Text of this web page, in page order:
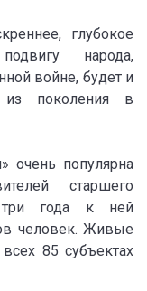
глубокое
народа,
войне, будет и
из поколения в
очень популярна
старшего
три года к ней
человек. Живые
85 субъектах